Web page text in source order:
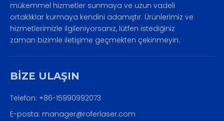
mükemmel hizmetler sunmaya ve uzun vadeli
ortaklıklar kurmaya kendini adamıştır. Ürünlerimiz ve
hizmetlerimizle ilgileniyorsanız, lütfen istediğiniz
zaman bizimle iletişime geçmekten çekinmeyin.
BİZE ULAŞIN
Telefon: +86-15990992073
E-posta: manager@roferlaser.com